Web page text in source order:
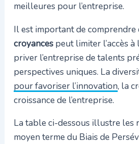
meilleures pour l’entreprise.
Il est important de comprendre
croyancespeut limiter l’accès à
priver l’entreprise de talents
perspectives uniques. La
pour favoriser l’innovation, la
croissance de l’entreprise.
La table ci-dessous illustre les
moyen terme du Biais de